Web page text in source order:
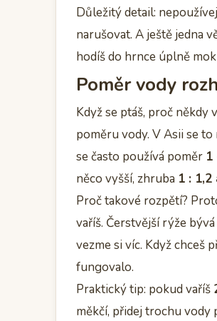
Důležitý detail:
narušovat. A ještě jedna
hodíš do hrnce úplně
Poměr vody
Když se ptáš, proč
poměru vody. V Asii se to
se často používá poměr 1
něco vyšší, zhruba 1 : 1,2
Proč takové rozpětí?
vaříš. Čerstvější rýže
vezme si víc. Když chceš
fungovalo.
Praktický tip: pokud vaříš
měkčí, přidej trochu vody